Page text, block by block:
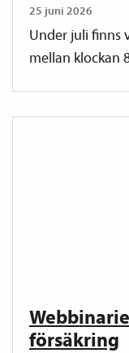
25 juni 2026
Under juli finns
mellan klockan
försäkring